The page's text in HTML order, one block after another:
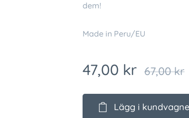
dem!
Made in Peru/EU
47,00 kr 67,00kr
Lägg i